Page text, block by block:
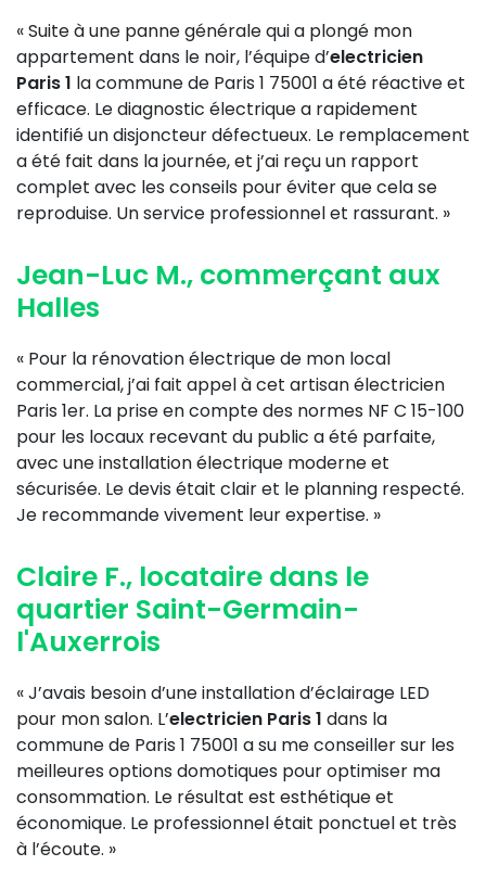
« Suite à une panne générale qui a plongé mon
appartement dans le noir, l’équipe d’electricien
Paris 1 la commune de Paris 1 75001 a été réactive et
efficace. Le diagnostic électrique a rapidement
identifié un disjoncteur défectueux. Le remplacement
a été fait dans la journée, et j’ai reçu un rapport
complet avec les conseils pour éviter que cela se
reproduise. Un service professionnel et rassurant. »
Jean-Luc M., commerçant aux
Halles
« Pour la rénovation électrique de mon local
commercial, j’ai fait appel à cet artisan électricien
Paris 1er. La prise en compte des normes NF C 15-100
pour les locaux recevant du public a été parfaite,
avec une installation électrique moderne et
sécurisée. Le devis était clair et le planning respecté.
Je recommande vivement leur expertise. »
Claire F., locataire dans le
quartier Saint-Germain-
l'Auxerrois
« J’avais besoin d’une installation d’éclairage LED
pour mon salon. L’electricien Paris 1 dans la
commune de Paris 1 75001 a su me conseiller sur les
meilleures options domotiques pour optimiser ma
consommation. Le résultat est esthétique et
économique. Le professionnel était ponctuel et très
à l’écoute. »